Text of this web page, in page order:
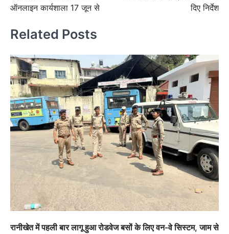
ऑनलाइन कार्यशाला 17 जून से
दिए निर्देश
Related Posts
रानीखेत में पहली बार लागू हुआ रोडवेज बसों के लिए वन-वे सिस्टम, जाम से